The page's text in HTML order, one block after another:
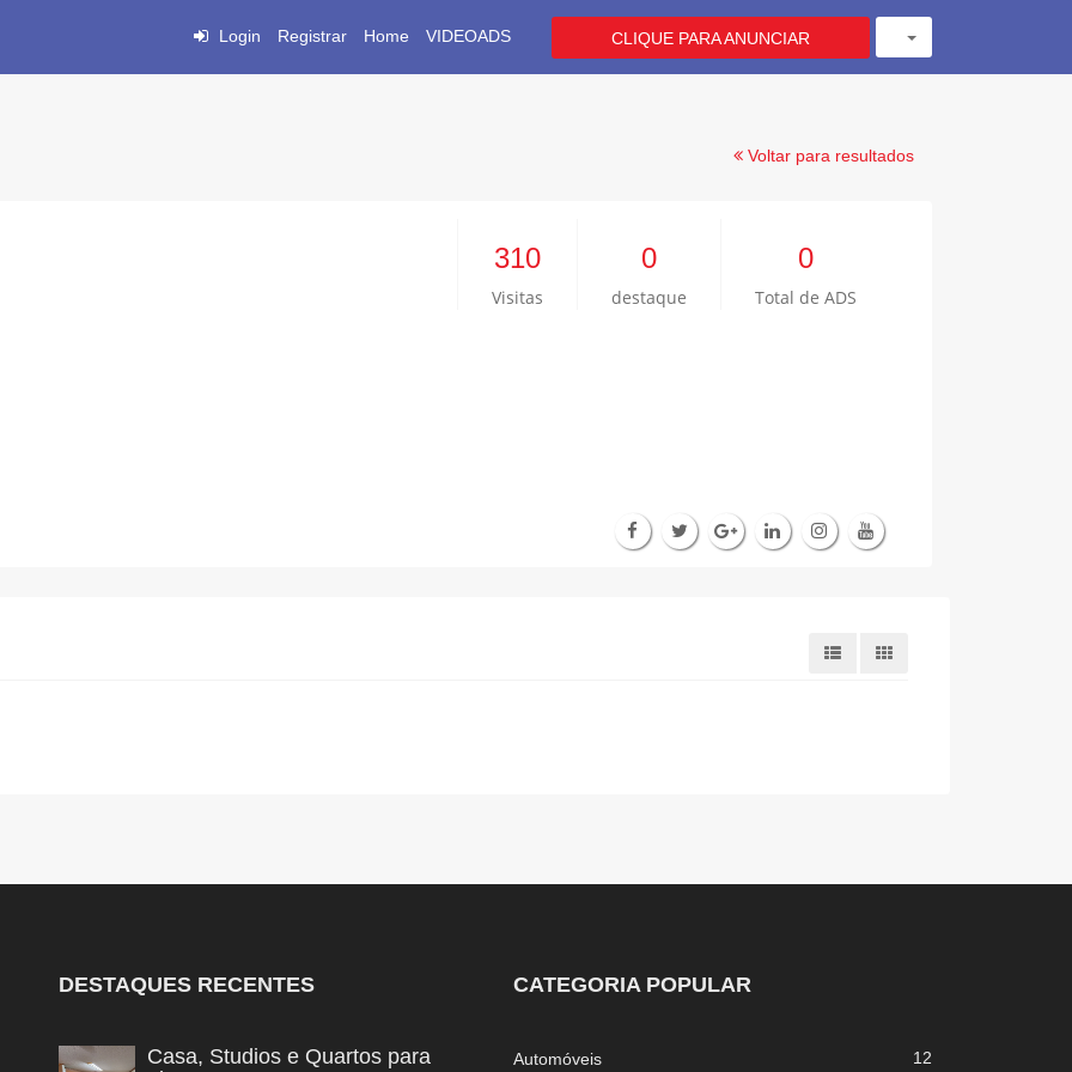
Login Registrar Home VIDEOADS CLIQUE PARA ANUNCIAR
Voltar para resultados
310
Visitas
0
destaque
0
Total de ADS
DESTAQUES RECENTES
Casa, Studios e Quartos para
CATEGORIA POPULAR
Automóveis 12